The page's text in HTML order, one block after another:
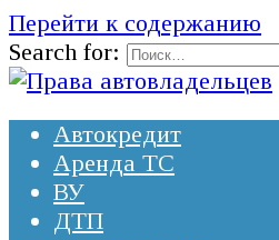
Перейти к содержанию
Search for:
Автокредит
Аренда ТС
ВУ
ДТП